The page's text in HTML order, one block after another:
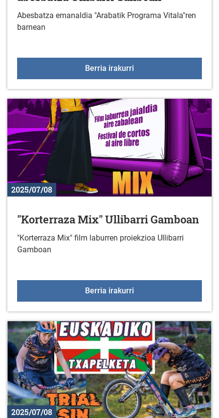
Abesbatza emanaldia "Arabatik Programa Vitala"ren
barnean
Berria irakurri
2025/07/08
"Korterraza Mix" Ullibarri Gamboan
"Korterraza Mix" film laburren proiekzioa Ullibarri
Gamboan
Berria irakurri
2025/07/08